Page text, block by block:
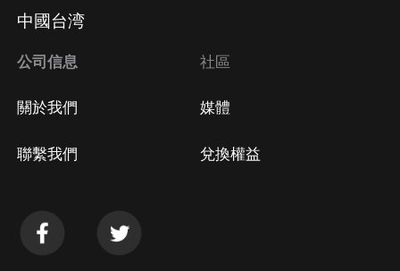
中國台湾
公司信息
關於我們
聯繫我們
社區
媒體
兌換權益